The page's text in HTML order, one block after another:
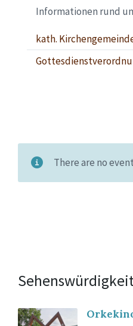
Informationen rund
kath.
There are no